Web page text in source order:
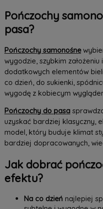
Pończochy
pasa?
Pończochy samonośne
wygodzie, szybkim
dodatkowych elementów
co dzień, do sukienki,
wygodę z kobiecym
Pończochy do pasa
uzyskać bardziej klasyczny,
model, który buduje klimat
bardziej dopracowanych,
Jak dobrać
efektu?
Na co dzień najlepiej